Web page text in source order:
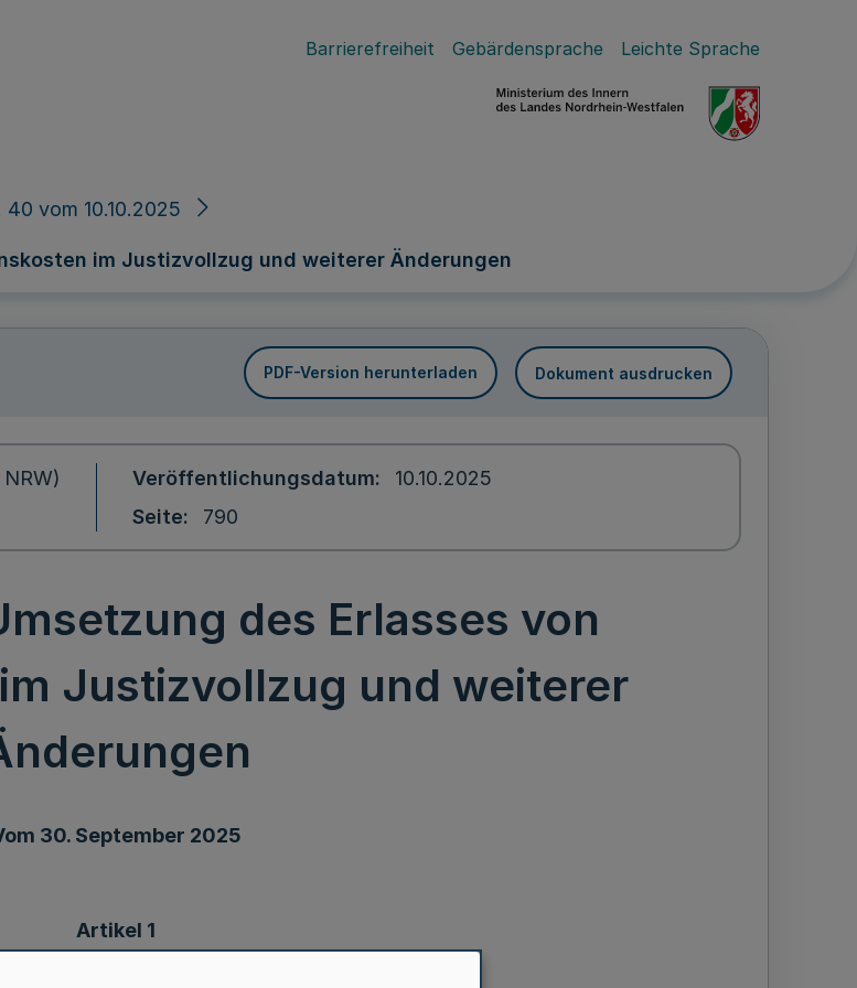
Barrierefreiheit Gebärdensprache Leichte Sprache
40 vom 10.10.2025
im Justizvollzug und weiterer Änderungen
PDF-Version herunterladen Dokument ausdrucken
Veröffentlichungsdatum
10.10.2025
Seite
790
des Erlasses von
Justizvollzug und weiterer
30. September 2025
Artikel 1